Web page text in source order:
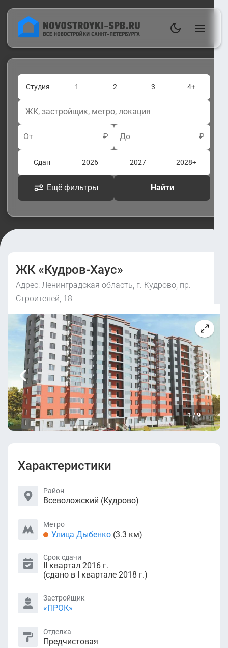
Студия 1 2 3 4+
От ₽ До ₽
Сдан 2026 2027 2028+
Ещё фильтры Найти
ЖК «Кудров-Хаус»
Адрес: Ленинградская область, г. Кудрово, пр.
Строителей, 18
1/9
Характеристики
Район
Всеволожский (Кудрово)
Метро
Улица Дыбенко (3.3 км)
Срок сдачи
II квартал 2016 г.
(сдано в I квартале 2018 г.)
Застройщик
«ПРОК»
Отделка
Предчистовая